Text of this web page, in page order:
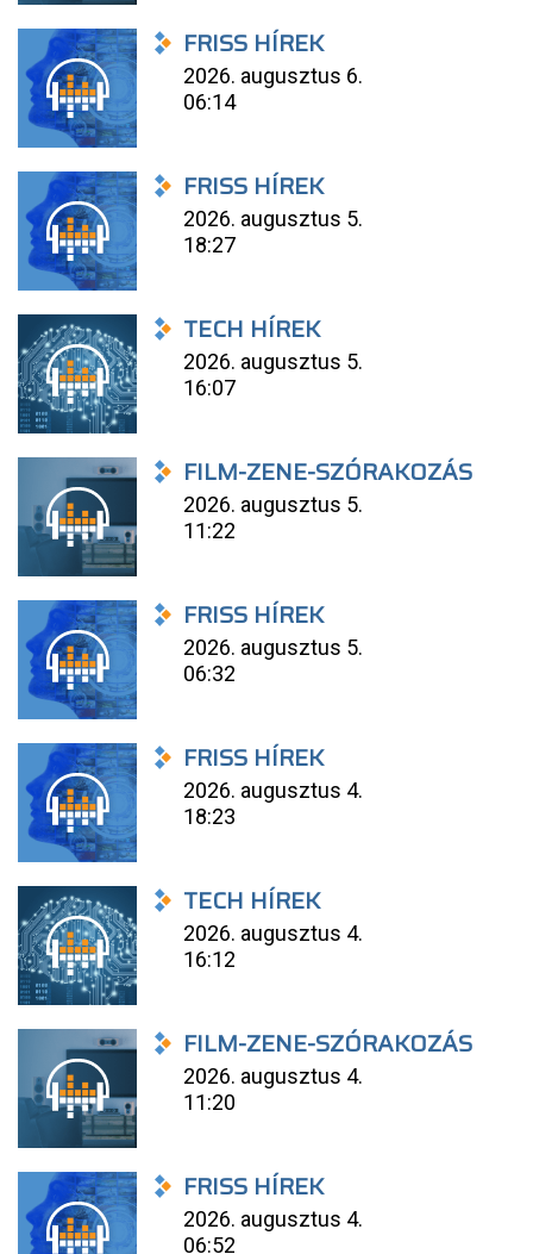
FRISS HÍREK
2026. augusztus 6.
06:14
FRISS HÍREK
2026. augusztus 5.
18:27
TECH HÍREK
2026. augusztus 5.
16:07
FILM-ZENE-SZÓRAKOZÁS
2026. augusztus 5.
11:22
FRISS HÍREK
2026. augusztus 5.
06:32
FRISS HÍREK
2026. augusztus 4.
18:23
TECH HÍREK
2026. augusztus 4.
16:12
FILM-ZENE-SZÓRAKOZÁS
2026. augusztus 4.
11:20
FRISS HÍREK
2026. augusztus 4.
06:52